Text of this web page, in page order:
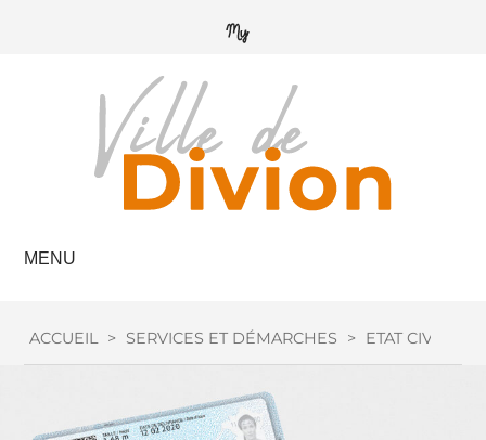
MENU
ACCUEIL > SERVICES ET DÉMARCHES > ETAT CIVIL